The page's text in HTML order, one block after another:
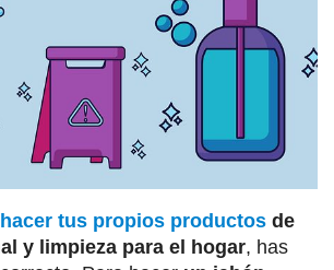
hacer tus propios productos de
y limpieza para el hogar, has